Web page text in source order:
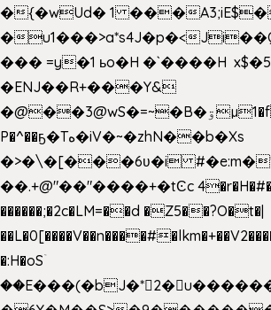
�{�wUd� 1 ���
�u1���>a*s4J�p�<
��� =y�1 ьo�H �`����H
�ENJ��R+���Y&
�@��3@wS�=~�B�ۊµ1�f�+�Y�
P�^��ҕ�Tە�iV�~�zhN��b�Xs
�>�\�[���6ʋ�i
��.+@"��"����+�tϾc
������;�2c�LM=��d �Z5��?O�t�|
�:H�oSۤ